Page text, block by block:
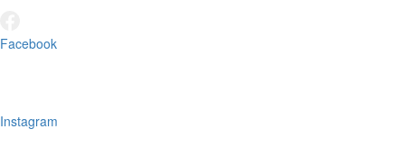
Facebook
Instagram